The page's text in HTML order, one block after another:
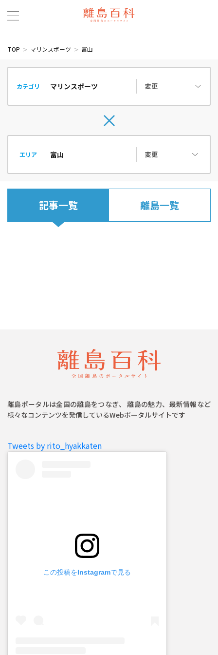
TOP マリンスポーツ 富山
カテゴリ 変更
エリア 変更
記事一覧 離島一覧
離島ポータルは全国の離島をつなぎ、 離島の魅力、最新情報など
様々なコンテンツを発信しているWebポータルサイトです
Tweets by rito_hyakkaten
この投稿をInstagramで見る